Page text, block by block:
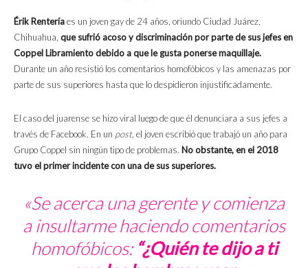
Érik Renteríaes un joven gay de 24 años, oriundo Ciudad Juárez,
Chihuahua, que sufrió acoso y discriminación por parte de sus jefes en
Coppel Libramiento debido a que le gusta ponerse maquillaje.
Durante un año resistió los comentarios homofóbicos y las amenazas por
parte de sus superiores hasta que lo despidieron injustificadamente.
El caso del juarense se hizo viral luego de que él denunciara a sus jefes a
través de Facebook. En un post, el joven escribió que trabajó un año para
Grupo Coppel sin ningún tipo de problemas. No obstante, en el 2018
tuvo el primer incidente con una de sus superiores.
«Se acerca una gerente y comienza
a insultarme haciendo comentarios
homofóbicos: “¿Quién te dijo a ti